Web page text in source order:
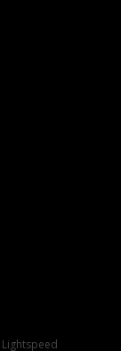
Lightspeed